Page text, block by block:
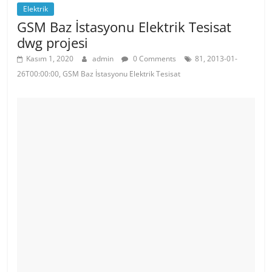
Elektrik
GSM Baz İstasyonu Elektrik Tesisat
dwg projesi
Kasım 1, 2020 admin 0 Comments
81, 2013-01-
26T00:00:00, GSM Baz İstasyonu Elektrik Tesisat